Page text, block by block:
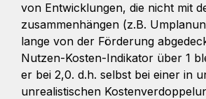
von Entwicklungen, die nicht mit
zusammenhängen (z.B.
lange von der Förderung
Nutzen-Kosten-Indikator über 1
er bei 2,0. d.h. selbst bei einer in
unrealistischen